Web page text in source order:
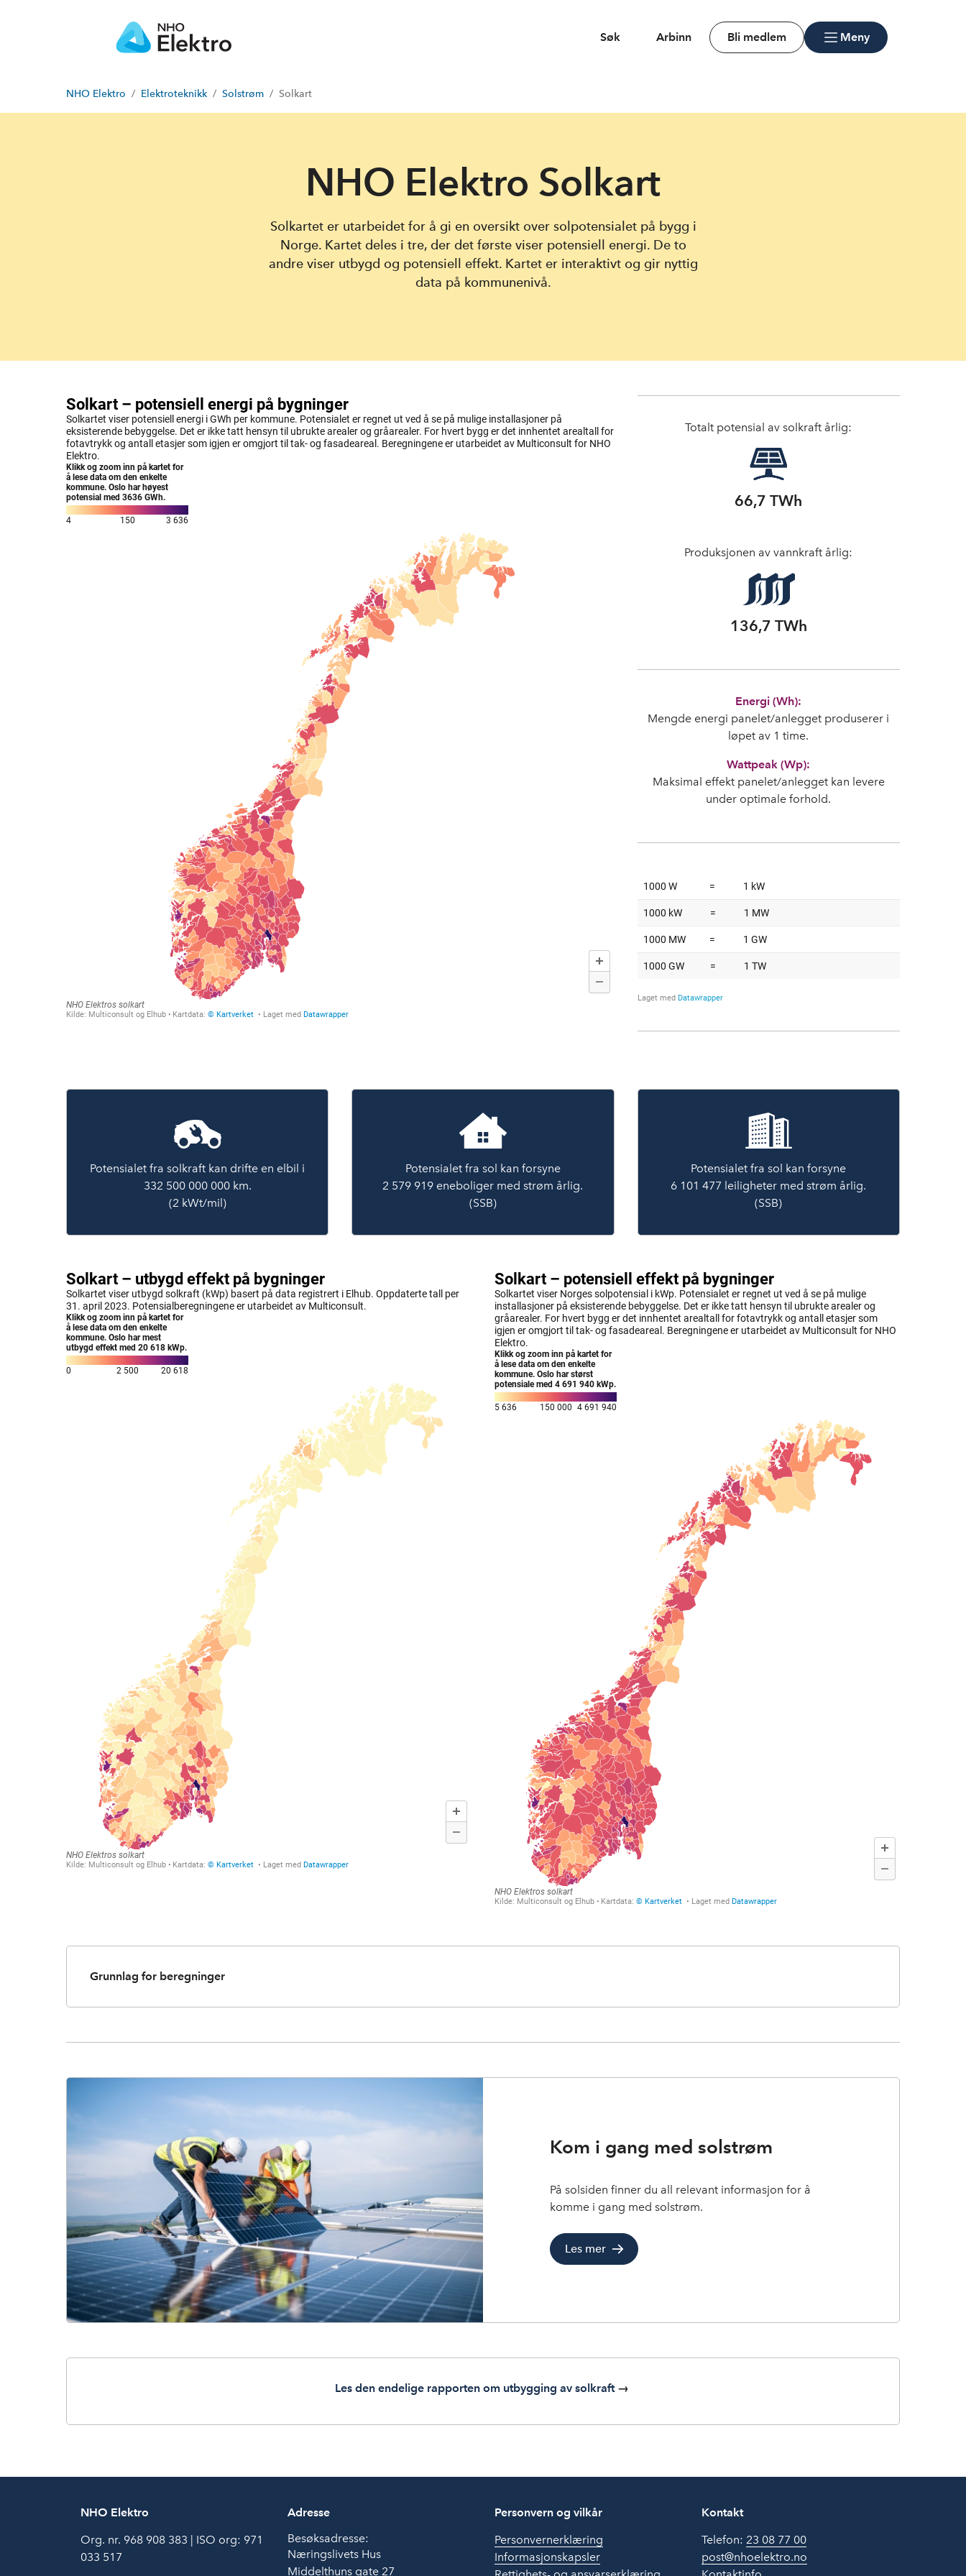
Søk Arbinn Bli medlem Meny
NHO Elektro Elektroteknikk Solstrøm Solkart
NHO Elektro Solkart
Solkartet er utarbeidet for å gi en oversikt over solpotensialet på bygg i
Norge. Kartet deles i tre, der det første viser potensiell energi. De to
andre viser utbygd og potensiell effekt. Kartet er interaktivt og gir nyttig
data på kommunenivå.
Totalt potensial av solkraft årlig:
66,7 TWh
Produksjonen av vannkraft årlig:
136,7 TWh
Energi (Wh):
Mengde energi panelet/anlegget produserer i
løpet av 1 time.
Wattpeak (Wp):
Maksimal effekt panelet/anlegget kan levere
under optimale forhold.
Potensialet fra solkraft kan drifte en elbil i
332 500 000 000 km.
(2 kWt/mil)
Potensialet fra sol kan forsyne
2 579 919 eneboliger med strøm årlig.
(SSB)
Potensialet fra sol kan forsyne
6 101 477 leiligheter med strøm årlig.
(SSB)
Grunnlag for beregninger
Kom i gang med solstrøm
På solsiden finner du all relevant informasjon for å
komme i gang med solstrøm.
Les mer
Les den endelige rapporten om utbygging av solkraft →
NHO Elektro
Org. nr. 968 908 383 | ISO org: 971
033 517
Adresse
Besøksadresse:
Næringslivets Hus
Middelthuns gate 27
Personvern og vilkår
Personvernerklæring
Informasjonskapsler
Kontakt
Telefon: 23 08 77 00
post@nhoelektro.no